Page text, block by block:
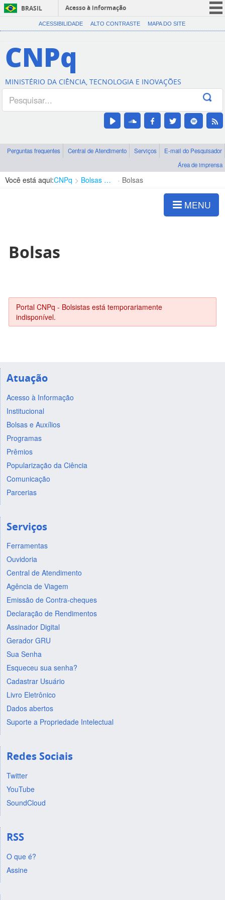
BRASIL
Acesso à informação
CORONAVÍRUS (COVID-19)
Canais
ACESSIBILIDADE ALTO CONTRASTE MAPA DO SITE
CNPq
MINISTÉRIO DA CIÊNCIA, TECNOLOGIA E INOVAÇÕES
Perguntas frequentes Central de Atendimento Serviços
E-mail do Pesquisador
Área de imprensa
Você está aqui:CNPq Bolsas e Auxílios Vigentes Bolsas
MENU
Bolsas
Portal CNPq - Bolsistas está temporariamente
indisponível.
Atuação
Acesso à Informação
Institucional
Bolsas e Auxílios
Programas
Prêmios
Popularização da Ciência
Comunicação
Parcerias
Serviços
Ferramentas
Ouvidoria
Central de Atendimento
Agência de Viagem
Emissão de Contra-cheques
Declaração de Rendimentos
Assinador Digital
Gerador GRU
Sua Senha
Esqueceu sua senha?
Cadastrar Usuário
Livro Eletrônico
Dados abertos
Suporte a Propriedade Intelectual
Redes Sociais
Twitter
YouTube
SoundCloud
RSS
O que é?
Assine